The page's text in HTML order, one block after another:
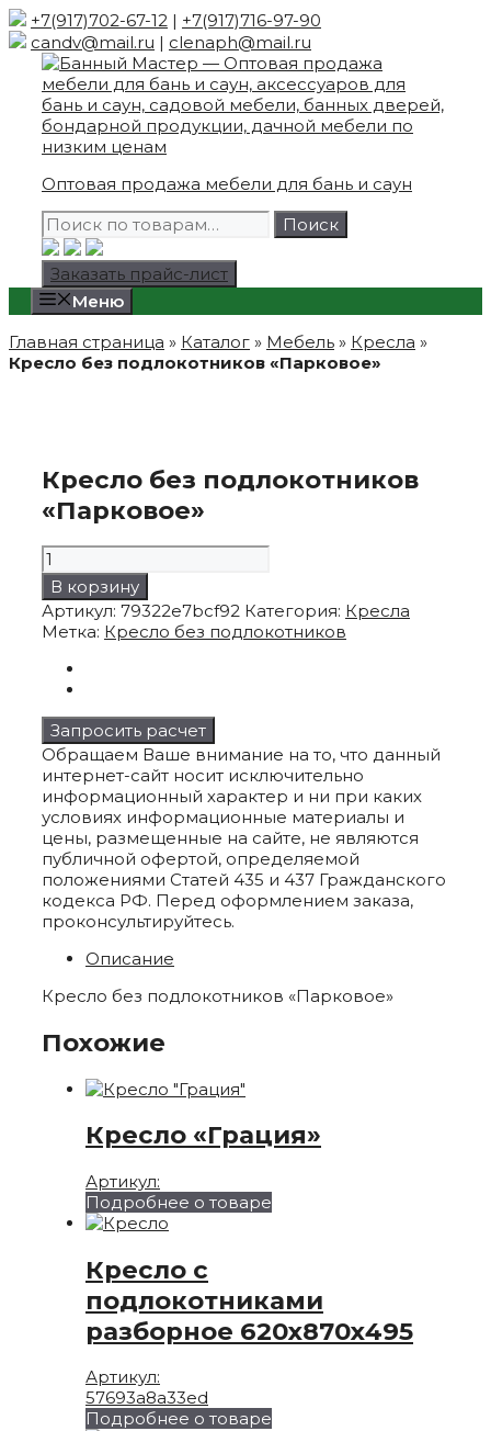
Skip
to
content
+7(917)702-67-12 | +7(917)716-97-90
candv@mail.ru | clenaph@mail.ru
Оптовая продажа мебели для бань и саун
Искать:
Поиск
Заказать прайс-лист
Меню
Главная страница » Каталог » Мебель » Кресла »
Кресло без подлокотников «Парковое»
Кресло без подлокотников
«Парковое»
Количество
товара
Кресло
без
подлокотников
В корзину
Артикул: 79322e7bcf92 Категория: Кресла
Метка: Кресло без подлокотников
Запросить расчет
Обращаем Ваше внимание на то, что данный
интернет-сайт носит исключительно
информационный характер и ни при каких
условиях информационные материалы и
цены, размещенные на сайте, не являются
публичной офертой, определяемой
положениями Статей 435 и 437 Гражданского
кодекса РФ. Перед оформлением заказа,
проконсультируйтесь.
Описание
Кресло без подлокотников «Парковое»
Похожие
Кресло «Грация»
Артикул:
Подробнее о товаре
Кресло с
подлокотниками
разборное 620х870х495
Артикул:
57693a8a33ed
Подробнее о товаре